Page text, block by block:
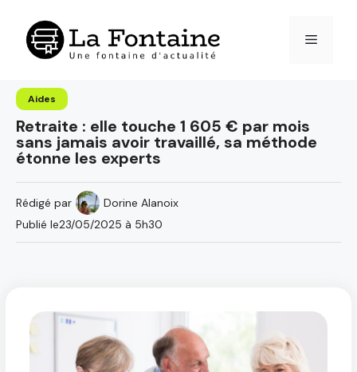
contenu
Menu
Aides
Retraite : elle touche 1 605 € par mois
sans jamais avoir travaillé, sa méthode
étonne les experts
Rédigé par
Dorine Alanoix
Publié le23/05/2025 à 5h30